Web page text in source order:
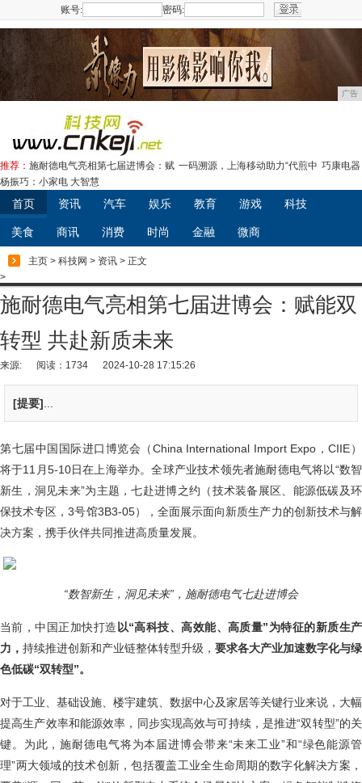
账号: 密码:
广告
推荐： 施耐德电气亮相第七届进博会：赋 一码溯源，上海移动助力“代煎中 巧康电器
杨振巧：小家电 大智慧
首页 资讯 汽车 娱乐 教育 游戏 科技
美食 商讯 消费 时尚 金融 微商
主页 > 科技网 > 资讯 > 正文
>
施耐德电气亮相第七届进博会：赋能双
转型 共赴新质未来
来源: 阅读：1734 2024-10-28 17:15:26
[提要]
第七届中国国际进口博览会（China International Import Expo，CIIE）
将于11月5-10日在上海举办。全球产业技术领先者施耐德电气将以“数智
新生，洞见未来”为主题，七赴进博之约（技术装备展区、能源低碳及环
保技术专区，3号馆3B3-05），全面展示面向新质生产力的创新技术与解
决方案，携手伙伴共同推进高质量发展。
“数智新生，洞见未来”，施耐德电气七赴进博会
当前，中国正加快打造以“高科技、高效能、高质量”为特征的新质生产
力， 持续推进创新和产业链整体转型升级， 要求各大产业加速数字化与绿
色低碳“双转型”。
对于工业、基础设施、楼宇建筑、数据中心及家居等关键行业来说，大幅
提高生产效率和能源效率，同步实现高效与可持续，是推进“双转型”的关
键。为此，施耐德电气将为本届进博会带来“未来工业”和“绿色能源管
理”两大领域的技术创新，包括覆盖工业全生命周期的数字化解决方案，